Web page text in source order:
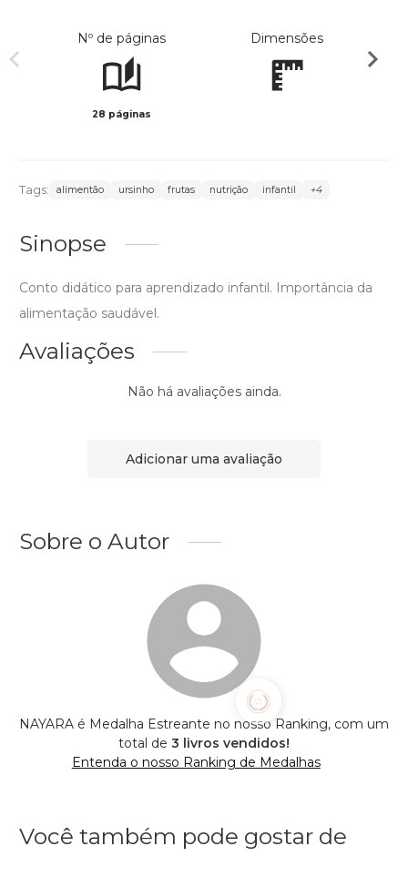
Nº de páginas
28 páginas
Dimensões
Tags: alimentão ursinho frutas nutrição infantil +4
Sinopse
Conto didático para aprendizado infantil. Importância da
alimentação saudável.
Avaliações
Não há avaliações ainda.
Adicionar uma avaliação
Sobre o Autor
NAYARA é Medalha Estreante no nosso Ranking, com um
total de 3 livros vendidos!
Entenda o nosso Ranking de Medalhas
Você também pode gostar de